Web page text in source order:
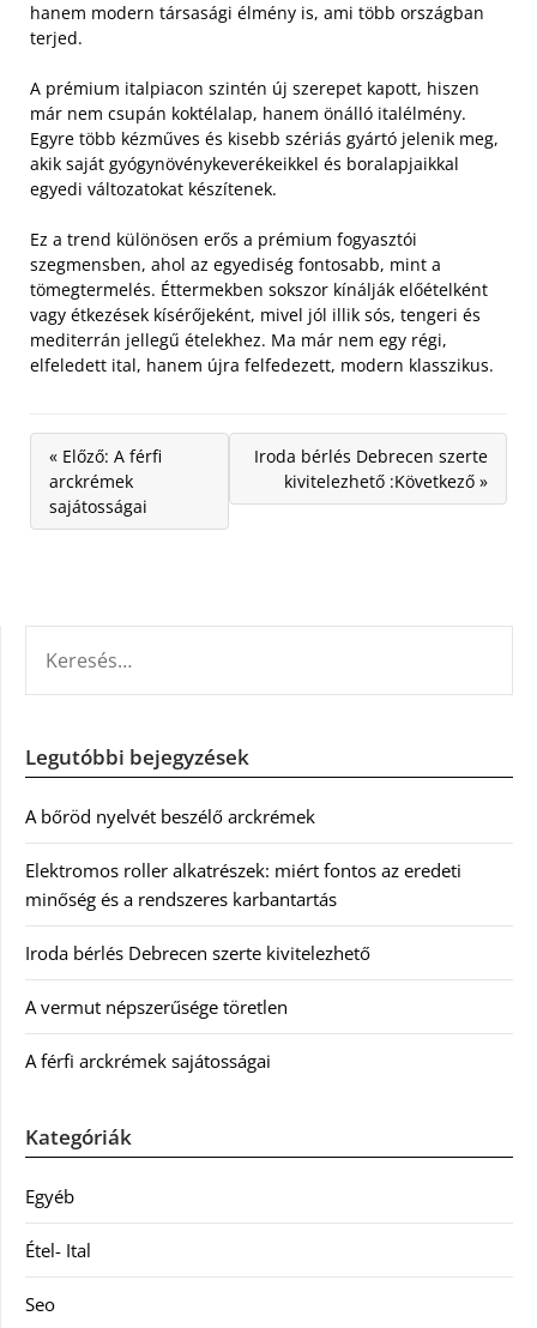
hanem modern társasági élmény is, ami több országban
terjed.
A prémium italpiacon szintén új szerepet kapott, hiszen
már nem csupán koktélalap, hanem önálló italélmény.
Egyre több kézműves és kisebb szériás gyártó jelenik meg,
akik saját gyógynövénykeverékeikkel és boralapjaikkal
egyedi változatokat készítenek.
Ez a trend különösen erős a prémium fogyasztói
szegmensben, ahol az egyediség fontosabb, mint a
tömegtermelés. Éttermekben sokszor kínálják előételként
vagy étkezések kísérőjeként, mivel jól illik sós, tengeri és
mediterrán jellegű ételekhez. Ma már nem egy régi,
elfeledett ital, hanem újra felfedezett, modern klasszikus.
« Előző: A férfi
arckrémek
sajátosságai
Iroda bérlés Debrecen szerte
kivitelezhető :Következő »
Legutóbbi bejegyzések
A bőröd nyelvét beszélő arckrémek
Elektromos roller alkatrészek: miért fontos az eredeti
minőség és a rendszeres karbantartás
Iroda bérlés Debrecen szerte kivitelezhető
A vermut népszerűsége töretlen
A férfi arckrémek sajátosságai
Kategóriák
Egyéb
Étel- Ital
Seo